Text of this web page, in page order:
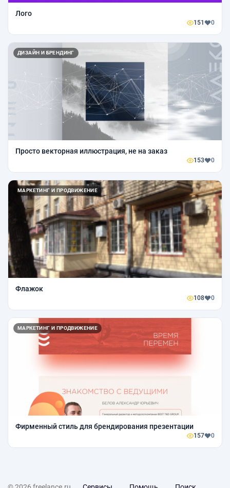
Лого
151 0
ДИЗАЙН И БРЕНДИНГ
Просто векторная иллюстрация, не на заказ
153 0
МАРКЕТИНГ И ПРОДВИЖЕНИЕ
Флажок
108 0
МАРКЕТИНГ И ПРОДВИЖЕНИЕ
Фирменный стиль для брендирования презентации
157 0